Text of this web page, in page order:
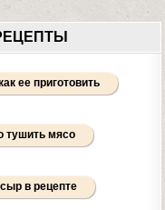
ее приготовить
тушить мясо
в рецепте